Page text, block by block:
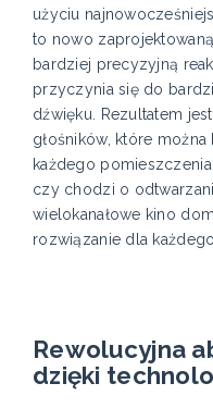
użyciu
to nowo
bardziej precyzyjną
przyczynia się do
dźwięku. Rezultatem
głośników, które
każdego
czy chodzi o
wielokanałowe kino
rozwiązanie dla
Rewolucyjna
dzięki